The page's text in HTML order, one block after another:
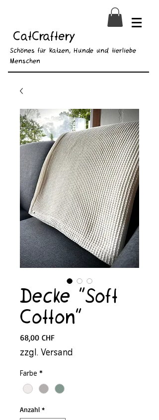
CatCraftery
Schönes für Katzen, Hunde und tierliebe
Menschen
Decke "Soft
Cotton"
68,00 CHFPreis
zzgl. Versand
Farbe *
Anzahl *